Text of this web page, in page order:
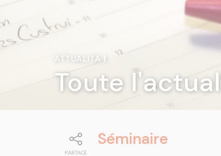
ATTUALITÀ|
Toute
PARTAGE
Séminaire